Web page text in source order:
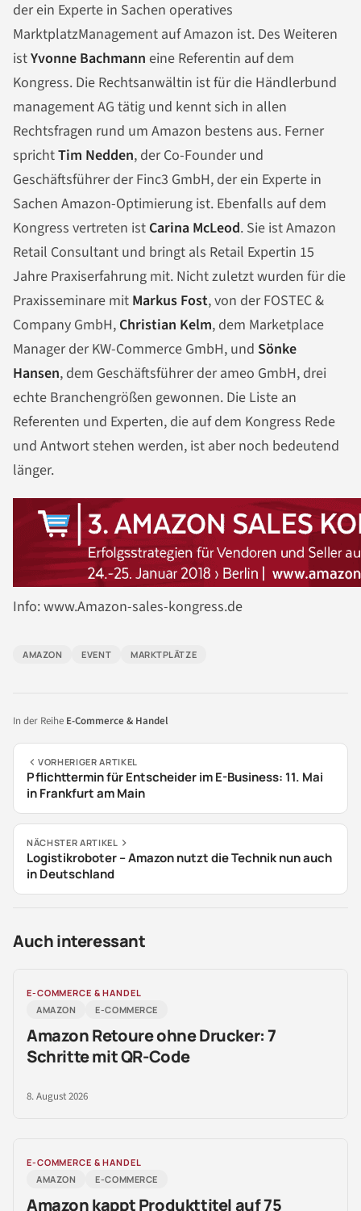
der ein Experte in Sachen operatives
MarktplatzManagement auf Amazon ist. Des Weiteren
istYvonne Bachmann eine Referentin auf dem
Kongress. Die Rechtsanwältin ist für die Händlerbund
management AG tätig und kennt sich in allen
Rechtsfragen rund um Amazon bestens aus. Ferner
sprichtTim Nedden, der Co-Founder und
Geschäftsführer der Finc3 GmbH, der ein Experte in
Sachen Amazon-Optimierung ist. Ebenfalls auf dem
Kongress vertreten ist Carina McLeod. Sie ist Amazon
Retail Consultant und bringt als Retail Expertin 15
Jahre Praxiserfahrung mit. Nicht zuletzt wurden für die
Praxisseminare mit Markus Fost, von der FOSTEC &
Company GmbH, Christian Kelm, dem Marketplace
Manager der KW-Commerce GmbH, und Sönke
Hansen, dem Geschäftsführer der ameo GmbH, drei
echte Branchengrößen gewonnen. Die Liste an
Referenten und Experten, die auf dem Kongress Rede
und Antwort stehen werden, ist aber noch bedeutend
länger.
Info: www.Amazon-sales-kongress.de
AMAZON EVENT MARKTPLÄTZE
In der Reihe E-Commerce & Handel
VORHERIGER ARTIKEL
Pflichttermin für Entscheider im E-Business: 11. Mai
in Frankfurt am Main
NÄCHSTER ARTIKEL
Logistikroboter – Amazon nutzt die Technik nun auch
in Deutschland
Auch interessant
E-COMMERCE & HANDEL
AMAZON
E-COMMERCE
Amazon Retoure ohne Drucker: 7
Schritte mit QR-Code
8. August 2026
E-COMMERCE & HANDEL
AMAZON
E-COMMERCE
Amazon kappt Produkttitel auf 75